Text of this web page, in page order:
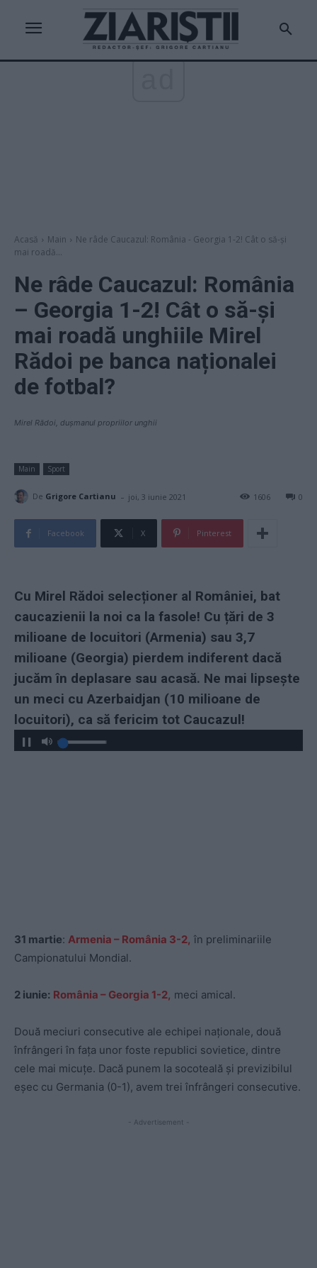
Acasă Main
Ne râde Caucazul: România - Georgia 1-2! Cât o să-și
mai roadă...
Ne râde Caucazul: România
– Georgia 1-2! Cât o să-și
mai roadă unghiile Mirel
Rădoi pe banca naționalei
de fotbal?
Mirel Rădoi, dușmanul propriilor unghii
Main Sport
De Grigore Cartianu - joi, 3 iunie 2021 0
1606
Facebook X Pinterest
Cu Mirel Rădoi selecționer al României, bat
caucazienii la noi ca la fasole! Cu țări de 3
milioane de locuitori (Armenia) sau 3,7
milioane (Georgia) pierdem indiferent dacă
jucăm în deplasare sau acasă. Ne mai lipsește
un meci cu Azerbaidjan (10 milioane de
locuitori), ca să fericim tot Caucazul!
31 martie: Armenia – România 3-2, în preliminariile
Campionatului Mondial.
2 iunie: România – Georgia 1-2, meci amical.
Două meciuri consecutive ale echipei naționale, două
înfrângeri în fața unor foste republici sovietice, dintre
cele mai micuțe. Dacă punem la socoteală și previzibilul
eșec cu Germania (0-1), avem trei înfrângeri consecutive.
- Advertisement -